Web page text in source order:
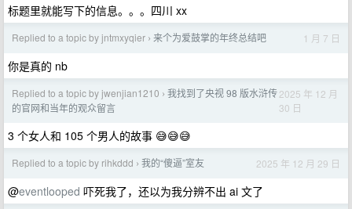
标题里就能写下的信息。。。四川 xx
Replied to a topic by jntmxyqier › 来个为爱鼓掌的年终总结吧 1 月 7 日
你是真的 nb
Replied to a topic by jwenjian1210 › 我找到了央视 98 版水浒传
的官网和当年的观众留言
2025 年 12 月
30 日
3 个女人和 105 个男人的故事 😅😅😅
Replied to a topic by rihkddd › 我的“傻逼”室友 2025 年 12 月 29 日
@eventlooped 吓死我了，还以为我分辨不出 ai 文了